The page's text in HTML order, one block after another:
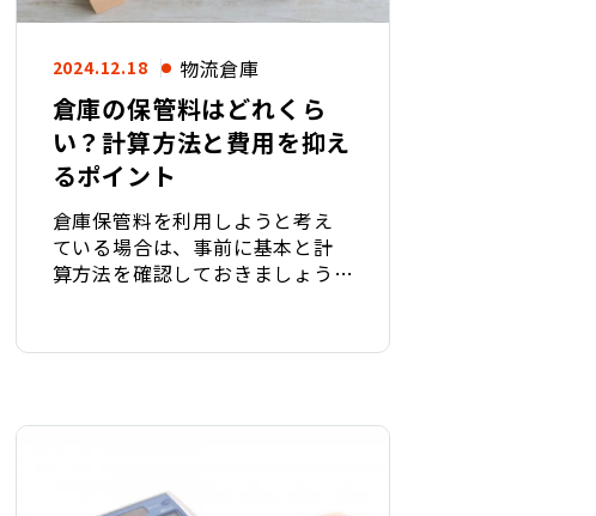
2024.12.18 物流倉庫
倉庫の保管料はどれくら
い？計算方法と費用を抑え
るポイント
倉庫保管料を利用しようと考え
ている場合は、事前に基本と計
算方法を確認しておきましょう。